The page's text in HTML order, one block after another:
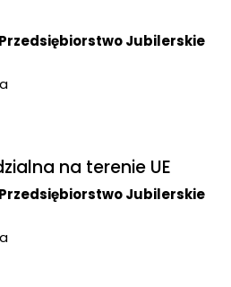
Jubilerskie
na terenie UE
Jubilerskie